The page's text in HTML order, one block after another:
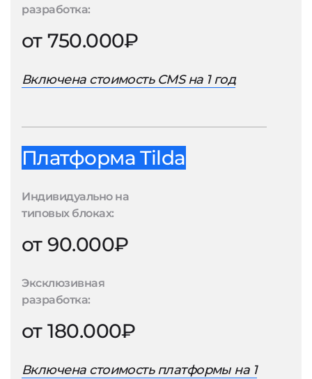
разработка:
от 750.000₽
Включена стоимость CMS на 1 год
Платформа Tilda
Индивидуально на
типовых блоках:
от 90.000₽
Эксклюзивная
разработка:
от 180.000₽
Включена стоимость платформы на 1